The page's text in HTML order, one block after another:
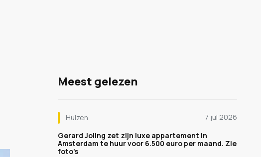
Meest gelezen
Huizen
7 jul 2026
Gerard Joling zet zijn luxe appartement in
Amsterdam te huur voor 6.500 euro per maand. Zie
foto's